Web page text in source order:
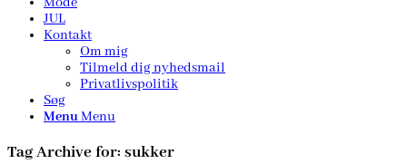
JUL
Kontakt
Om mig
Tilmeld dig nyhedsmail
Privatlivspolitik
Søg
MenuMenu
Tag Archive for: sukker